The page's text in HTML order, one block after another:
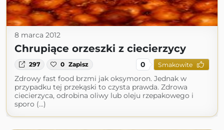
8 marca 2012
Chrupiące orzeszki z ciecierzycy
297 0 Zapisz 0 Smakowite
Zdrowy fast food brzmi jak oksymoron. Jednak w
przypadku tej przekąski to czysta prawda. Zdrowa
ciecierzyca, odrobina oliwy lub oleju rzepakowego i
sporo (...)